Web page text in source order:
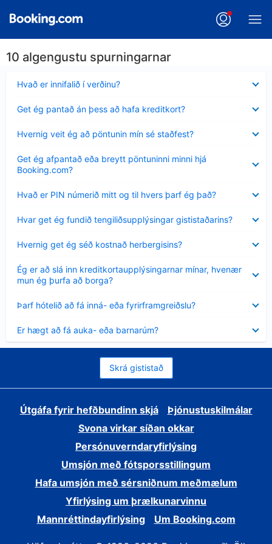
10 algengustu spurningarnar
Hvað er innifalið í verðinu?
sýnt
Get ég pantað án þess að hafa kreditkort?
sýnt
Hvernig veit ég að pöntunin mín sé staðfest?
sýnt
Get ég afpantað eða breytt pöntuninni minni hjá
Booking.com?
sýnt
Hvað er PIN númerið mitt og til hvers þarf ég það?
sýnt
Hvar get ég fundið tengiliðsupplýsingar gististaðarins?
sýnt
Hvernig get ég séð kostnað herbergisins?
sýnt
Ég er að slá inn kreditkortaupplýsingarnar mínar, hvenær
mun ég þurfa að borga?
Minna
sýnt
Þarf hótelið að fá inná- eða fyrirframgreiðslu?
sýnt
Er hægt að fá auka- eða barnarúm?
sýnt
Skrá gististað
Útgáfa fyrir hefðbundinn skjá
Þjónustuskilmálar
Svona virkar síðan okkar
Persónuverndaryfirlýsing
Umsjón með fótsporsstillingum
Hafa umsjón með sérsniðnum meðmælum
Yfirlýsing um þrælkunarvinnu
Mannréttindayfirlýsing
Um Booking.com